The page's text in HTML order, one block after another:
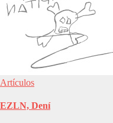
Artículos
EZLN, Dení